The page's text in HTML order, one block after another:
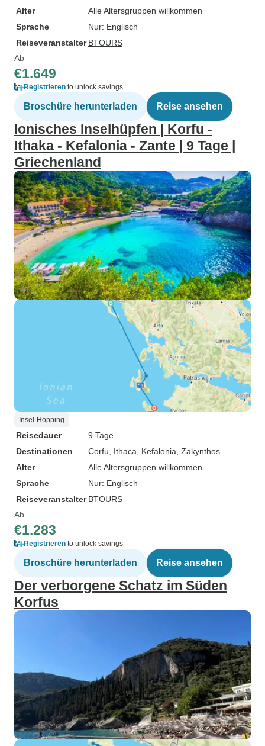
Alter
Alle Altersgruppen willkommen
Sprache
Nur: Englisch
Reiseveranstalter BTOURS
Ab
€1.649
Registrieren to unlock savings
Broschüre herunterladen Reise ansehen
Ionisches Inselhüpfen | Korfu -
Ithaka - Kefalonia - Zante | 9 Tage |
Griechenland
Insel-Hopping
Reisedauer
9 Tage
Destinationen
Corfu , Ithaca , Kefalonia , Zakynthos
Alter
Alle Altersgruppen willkommen
Sprache
Nur: Englisch
Reiseveranstalter BTOURS
Ab
€1.283
Registrieren to unlock savings
Broschüre herunterladen Reise ansehen
Der verborgene Schatz im Süden
Korfus